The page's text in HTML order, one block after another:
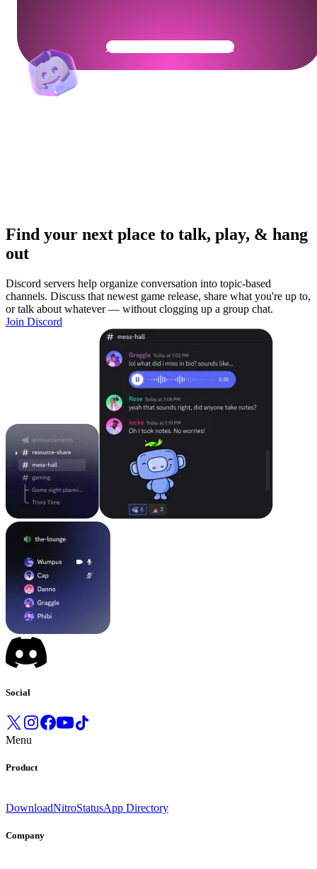
Get Your Community Ready
Find your next place to talk, play, & hang
out
Discord servers help organize conversation into topic-based
channels. Discuss that newest game release, share what you're up to,
or talk about whatever — without clogging up a group chat.
Join Discord
Social
Menu
Product
DownloadNitroStatusApp Directory
Company